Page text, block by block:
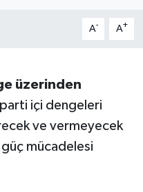
A- A+
üzerinden
içi dengeleri
ve vermeyecek
mücadelesi